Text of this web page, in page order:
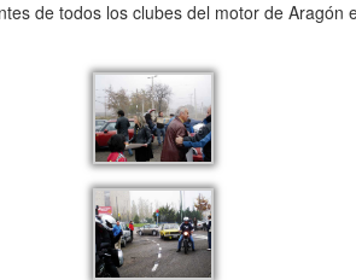
de todos los clubes del motor de